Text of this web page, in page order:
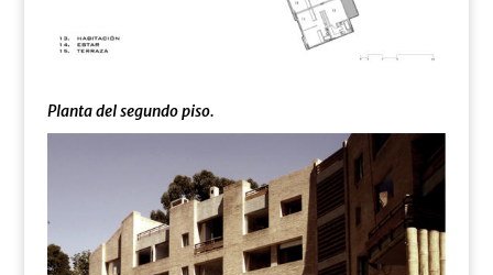
Planta del segundo piso.